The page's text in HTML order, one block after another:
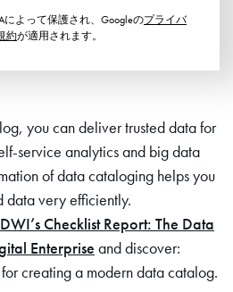
によって保護され、Googleのプライバ
約が適用されます。
you can deliver trusted data for
service analytics and big data
of data cataloging helps you
data very efficiently.
Checklist Report: The Data
Enterprise and discover:
creating a modern data catalog.